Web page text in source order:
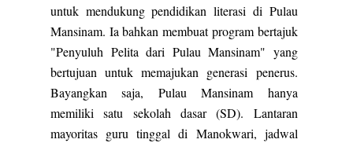
untuk mendukung pendidikan literasi di Pulau
Mansinam. Ia bahkan membuat program bertajuk
"Penyuluh Pelita dari Pulau Mansinam" yang
bertujuan untuk memajukan generasi penerus.
Bayangkan saja, Pulau Mansinam hanya
memiliki satu sekolah dasar (SD). Lantaran
mayoritas guru tinggal di Manokwari, jadwal